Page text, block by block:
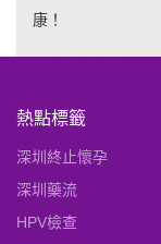
康！
熱點標籤
深圳終止懷孕
深圳藥流
HPV檢查